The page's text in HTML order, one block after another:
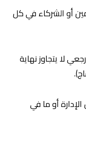
أو الشركاء في كل
لا يتجاوز نهاية
أو ما في